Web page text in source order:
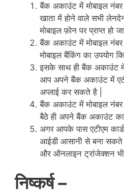
बैंक अकाउंट में मोबाइल
खाता में होने वाले सभी
मोबाइल फ़ोन पर प्राप्त हो
बैंक अकाउंट में मोबाइल
मोबाइल बैंकिंग का उपयोग
इसके साथ ही बैंक अकाउंट
आप अपने बैंक अकाउंट में
अप्लाई कर सकते है |
बैंक अकाउंट में मोबाइल
बैठे ही अपने बैंक अकाउंट
अगर आपके पास एटीएम
आईडी आसानी से बना
और ऑनलाइन ट्रांजेक्शन
निष्कर्ष –